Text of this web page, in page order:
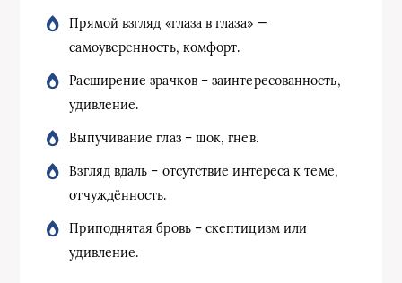
Прямой взгляд «глаза в глаза» —
самоуверенность, комфорт.
Расширение зрачков – заинтересованность,
удивление.
Выпучивание глаз – шок, гнев.
Взгляд вдаль – отсутствие интереса к теме,
отчуждённость.
Приподнятая бровь – скептицизм или
удивление.